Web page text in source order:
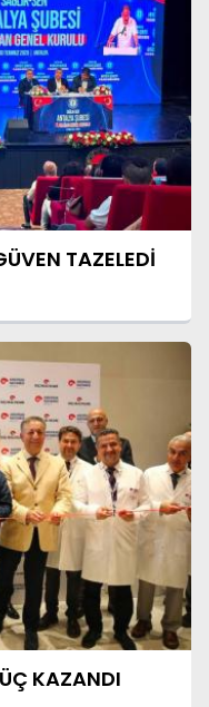
TAZELEDİ
KAZANDI